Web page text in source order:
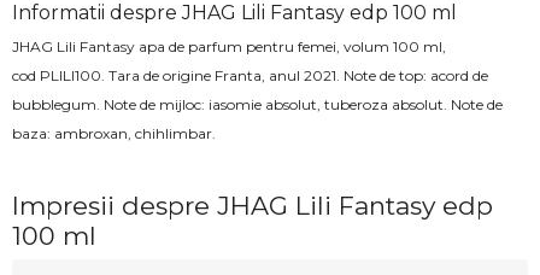
Informatii despre JHAG Lili Fantasy edp 100 ml
JHAG Lili Fantasy apa de parfum pentru femei, volum 100 ml,
cod PLILI100. Tara de origine Franta, anul 2021. Note de top: acord de
bubblegum. Note de mijloc: iasomie absolut, tuberoza absolut. Note de
baza: ambroxan, chihlimbar.
Impresii despre JHAG Lili Fantasy edp
100 ml